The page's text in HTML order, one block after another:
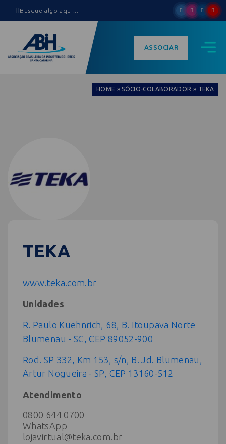
ASSOCIAR
HOME » SÓCIO-COLABORADOR » TEKA
TEKA
www.teka.com.br
Unidades
R. Paulo Kuehnrich, 68, B. Itoupava Norte
Blumenau - SC, CEP 89052-900
Rod. SP 332, Km 153, s/n, B. Jd. Blumenau,
Artur Nogueira - SP, CEP 13160-512
Atendimento
0800 644 0700
WhatsApp
lojavirtual@teka.com.br